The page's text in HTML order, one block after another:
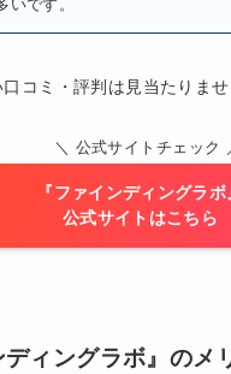
いです。
コミ・評判は見当たりませ
＼ 公式サイトチェック
『ファインディングラボ
公式サイトはこちら
ディングラボ』のメ